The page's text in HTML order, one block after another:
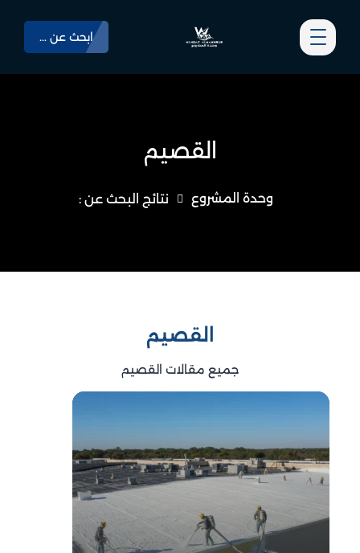
ابحث عن ...
القصيم
وحدة المشروع نتائج البحث عن :
القصيم
جميع مقالات القصيم